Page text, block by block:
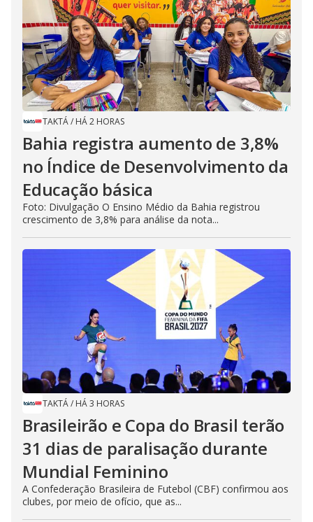
TAKTÁ/ HÁ 2 HORAS
Bahia registra aumento de 3,8%
no Índice de Desenvolvimento da
Educação básica
Foto: Divulgação O Ensino Médio da Bahia registrou
crescimento de 3,8% para análise da nota...
TAKTÁ/ HÁ 3 HORAS
Brasileirão e Copa do Brasil terão
31 dias de paralisação durante
Mundial Feminino
A Confederação Brasileira de Futebol (CBF) confirmou aos
clubes, por meio de ofício, que as...